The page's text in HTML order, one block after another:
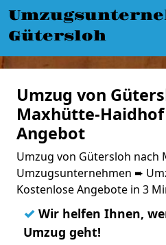
Gütersloh
Umzug von
Maxhütte-
Angebot
Umzug von Gütersloh nach
Umzugsunternehmen ➨
Kostenlose Angebote in 3
✓ Wir helfen Ihnen,
Umzug geht!